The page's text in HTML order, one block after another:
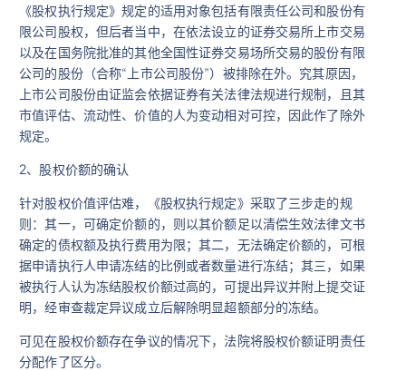
《股权执行规定》规定的适用对象包括有限责任公司和股份有
限公司股权，但后者当中，在依法设立的证券交易所上市交易
以及在国务院批准的其他全国性证券交易场所交易的股份有限
公司的股份（合称“上市公司股份”）被排除在外。究其原因，
上市公司股份由证监会依据证券有关法律法规进行规制，且其
市值评估、流动性、价值的人为变动相对可控，因此作了除外
规定。
2、股权价额的确认
针对股权价值评估难，《股权执行规定》采取了三步走的规
则：其一，可确定价额的，则以其价额足以清偿生效法律文书
确定的债权额及执行费用为限；其二，无法确定价额的，可根
据申请执行人申请冻结的比例或者数量进行冻结；其三，如果
被执行人认为冻结股权价额过高的，可提出异议并附上提交证
明，经审查裁定异议成立后解除明显超额部分的冻结。
可见在股权价额存在争议的情况下，法院将股权价额证明责任
分配作了区分。